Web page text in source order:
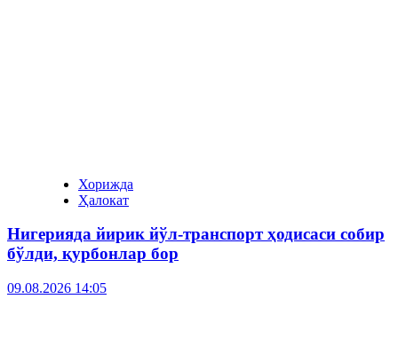
Хорижда
Ҳалокат
Нигерияда йирик йўл-транспорт ҳодисаси собир
бўлди, қурбонлар бор
09.08.2026 14:05